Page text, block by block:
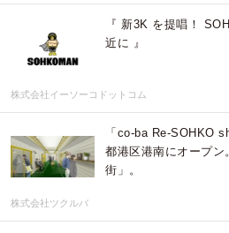
『 新3K を提唱！
近に 』
株式会社イーソーコドットコム
「co-ba Re-SOHKO
都港区港南にオープ
街」。
株式会社ツクルバ